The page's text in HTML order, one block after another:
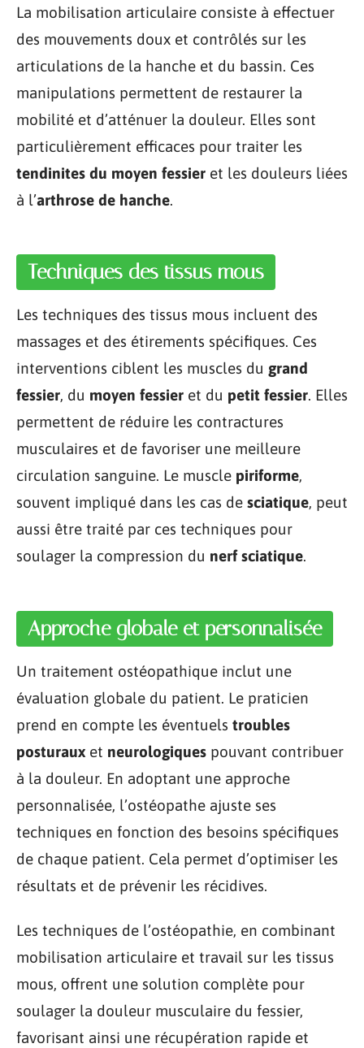
La mobilisation articulaire consiste à effectuer
des mouvements doux et contrôlés sur les
articulations de la hanche et du bassin. Ces
manipulations permettent de restaurer la
mobilité et d’atténuer la douleur. Elles sont
particulièrement efficaces pour traiter les
tendinites du moyen fessier et les douleurs liées
à l’arthrose de hanche.
Techniques des tissus mous
Les techniques des tissus mous incluent des
massages et des étirements spécifiques. Ces
interventions ciblent les muscles du grand
fessier, du moyen fessier et du petit fessier. Elles
permettent de réduire les contractures
musculaires et de favoriser une meilleure
circulation sanguine. Le muscle piriforme,
souvent impliqué dans les cas de sciatique, peut
aussi être traité par ces techniques pour
soulager la compression du nerf sciatique.
Approche globale et personnalisée
Un traitement ostéopathique inclut une
évaluation globale du patient. Le praticien
prend en compte les éventuels troubles
posturaux et neurologiques pouvant contribuer
à la douleur. En adoptant une approche
personnalisée, l’ostéopathe ajuste ses
techniques en fonction des besoins spécifiques
de chaque patient. Cela permet d’optimiser les
résultats et de prévenir les récidives.
Les techniques de l’ostéopathie, en combinant
mobilisation articulaire et travail sur les tissus
mous, offrent une solution complète pour
soulager la douleur musculaire du fessier,
favorisant ainsi une récupération rapide et